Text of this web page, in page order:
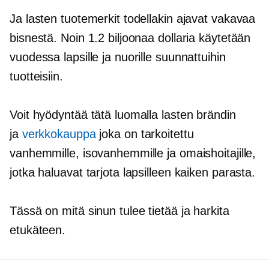
Ja lasten tuotemerkit todellakin ajavat vakavaa
bisnestä. Noin 1.2 biljoonaa dollaria käytetään
vuodessa lapsille ja nuorille suunnattuihin
tuotteisiin.
Voit hyödyntää tätä luomalla lasten brändin
ja verkkokauppajoka on tarkoitettu
vanhemmille, isovanhemmille ja omaishoitajille,
jotka haluavat tarjota lapsilleen kaiken parasta.
Tässä on mitä sinun tulee tietää ja harkita
etukäteen.